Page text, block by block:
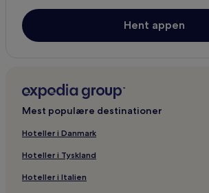
Hent appen
Mest populære destinationer
Hoteller i Danmark
Hoteller i Tyskland
Hoteller i Italien